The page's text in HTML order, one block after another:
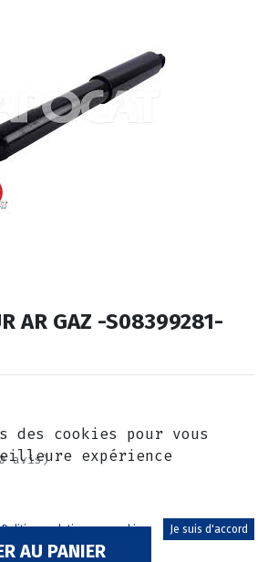
AR GAZ -S08399281-
avis)
AU PANIER
des cookies pour vous
expérience
Politique relative aux cookies Je suis d'accord